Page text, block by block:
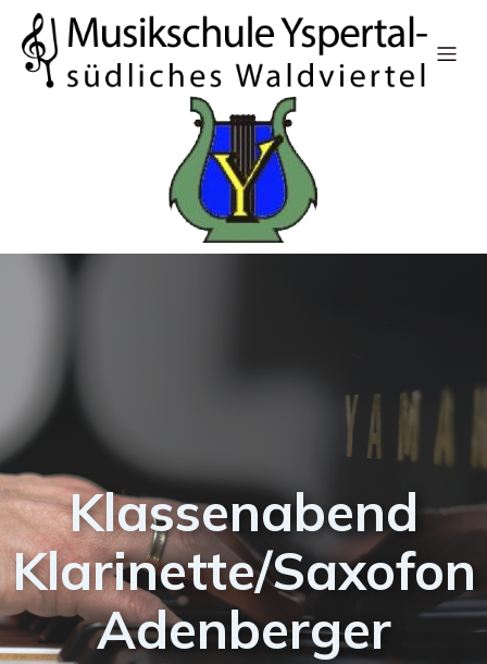
Klassenabend
Klarinette/Saxofon
Adenberger